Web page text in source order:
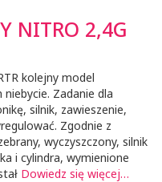
NITRO 2,4G
kolejny model
Zadanie dla
silnik, zawieszenie,
Zgodnie z
wyczyszczony, silnik
i cylindra, wymienione
Dowiedz się więcej…